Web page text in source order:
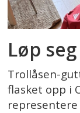
Løp
Trollåsen-
flasket opp i
representere